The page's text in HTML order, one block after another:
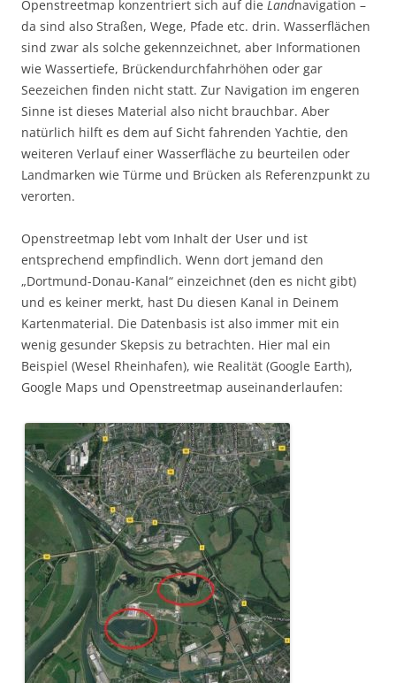
Openstreetmap konzentriert sich auf die Landnavigation –
da sind also Straßen, Wege, Pfade etc. drin. Wasserflächen
sind zwar als solche gekennzeichnet, aber Informationen
wie Wassertiefe, Brückendurchfahrhöhen oder gar
Seezeichen finden nicht statt. Zur Navigation im engeren
Sinne ist dieses Material also nicht brauchbar. Aber
natürlich hilft es dem auf Sicht fahrenden Yachtie, den
weiteren Verlauf einer Wasserfläche zu beurteilen oder
Landmarken wie Türme und Brücken als Referenzpunkt zu
verorten.
Openstreetmap lebt vom Inhalt der User und ist
entsprechend empfindlich. Wenn dort jemand den
„Dortmund-Donau-Kanal“ einzeichnet (den es nicht gibt)
und es keiner merkt, hast Du diesen Kanal in Deinem
Kartenmaterial. Die Datenbasis ist also immer mit ein
wenig gesunder Skepsis zu betrachten. Hier mal ein
Beispiel (Wesel Rheinhafen), wie Realität (Google Earth),
Google Maps und Openstreetmap auseinanderlaufen: